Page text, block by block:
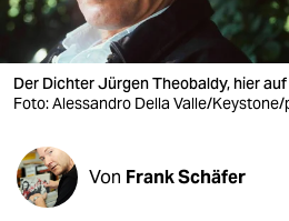
verlag
verlag
shop
fragen & hilfe
Der Dichter Jürgen Theobaldy, hier
Foto: Alessandro Della Valle/
Von Frank Schäfer